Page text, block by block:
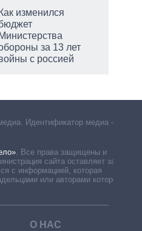
Как изменился
Министерства
за 13 лет
с россией
Идентификатор медиа –
. Все права защищены и
сайта оставляет за
с информацией, которая
или авторами которой
О НАС